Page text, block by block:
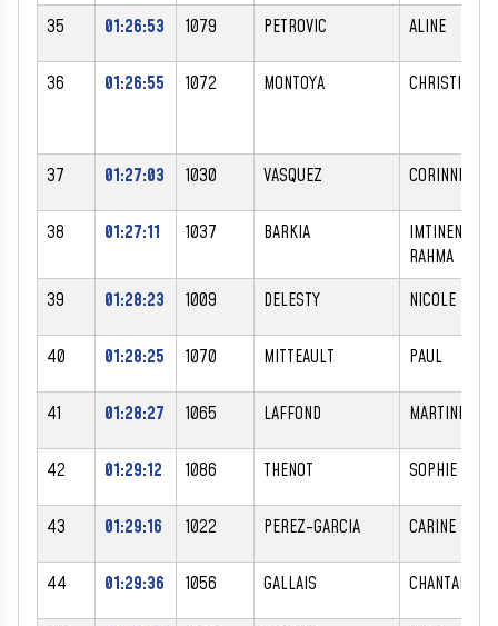
35 01:26:53 1079 PETROVIC ALINE
36 01:26:55 1072 MONTOYA CHRISTIAN
37 01:27:03 1030 VASQUEZ CORINNE
38 01:27:11 1037 BARKIA
IMTINENE-
RAHMA
39
01:28:23 1009 DELESTY NICOLE
40 01:28:25 1070 MITTEAULT PAUL
41 01:28:27 1065 LAFFOND MARTINE
42 01:29:12 1086 THENOT SOPHIE
43 01:29:16 1022 PEREZ-GARCIA CARINE
44 01:29:36 1056 GALLAIS CHANTAL